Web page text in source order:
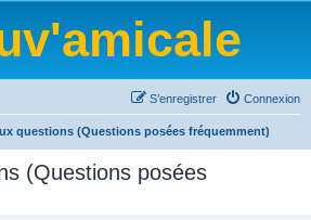
Connexion
S’enregistrer
questions (Questions posées fréquemment)
(Questions posées